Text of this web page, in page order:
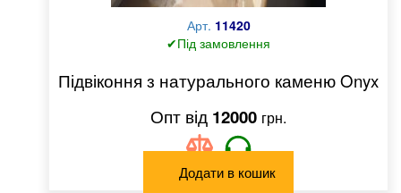
Арт. 11420
✔Під замовлення
Підвіконня з натурального каменю Onyx
12000 грн.
Додати в кошик